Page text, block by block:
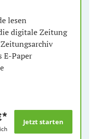
lesen
digitale Zeitung
E-Paper
*